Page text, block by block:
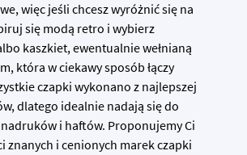
więc jeśli chcesz wyróżnić się na
się modą retro i wybierz
kaszkiet, ewentualnie wełnianą
która w ciekawy sposób łączy
czapki wykonano z najlepszej
dlatego idealnie nadają się do
i haftów. Proponujemy Ci
znanych i cenionych marek czapki